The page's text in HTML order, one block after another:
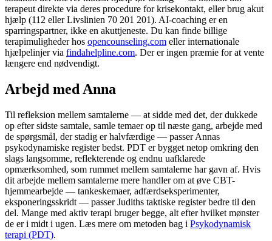
terapeut direkte via deres procedure for krisekontakt, eller brug akut
hjælp (112 eller Livslinien 70 201 201). AI-coaching er en
sparringspartner, ikke en akuttjeneste. Du kan finde billige
terapimuligheder hos opencounseling.com eller internationale
hjælpelinjer via findahelpline.com. Der er ingen præmie for at vente
længere end nødvendigt.
Arbejd med Anna
Til refleksion mellem samtalerne — at sidde med det, der dukkede
op efter sidste samtale, samle temaer op til næste gang, arbejde med
de spørgsmål, der stadig er halvfærdige — passer Annas
psykodynamiske register bedst. PDT er bygget netop omkring den
slags langsomme, reflekterende og endnu uafklarede
opmærksomhed, som rummet mellem samtalerne har gavn af. Hvis
dit arbejde mellem samtalerne mere handler om at øve CBT-
hjemmearbejde — tankeskemaer, adfærdseksperimenter,
eksponeringsskridt — passer Judiths taktiske register bedre til den
del. Mange med aktiv terapi bruger begge, alt efter hvilket mønster
de er i midt i ugen. Læs mere om metoden bag i Psykodynamisk
terapi (PDT).